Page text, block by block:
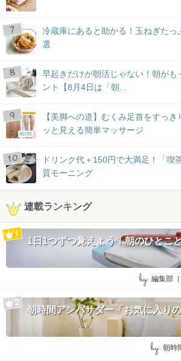
冷蔵庫にあると助かる！玉ねぎたっ
選
早起きだけが朝活じゃない！朝がも
ント【8月4日は「朝...
BLOG
【美脚への道】むくみ足首をすっ
ッと見える簡単マッサージ
ドリンク代＋150円で大満足！「喫
質モーニング
連載ランキング
1日1つずつ覚えよう！朝のひとこ
by: 編集部（
朝時間アンバサダー「お気に入り
by: 朝時